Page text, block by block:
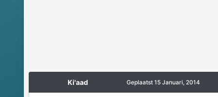
Ki'aad Geplaatst 15 Januari, 2014